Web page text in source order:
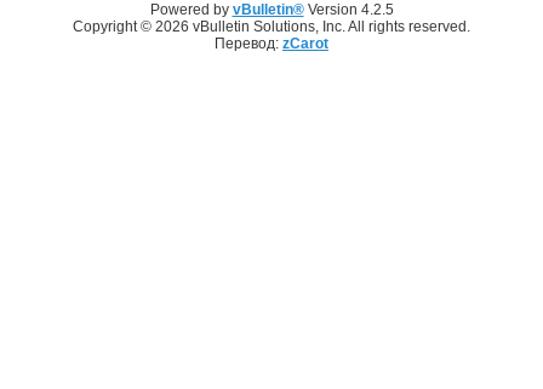
Powered by vBulletin®Version 4.2.5
Copyright © 2026 vBulletin Solutions, Inc. All rights reserved.
Перевод: zCarot